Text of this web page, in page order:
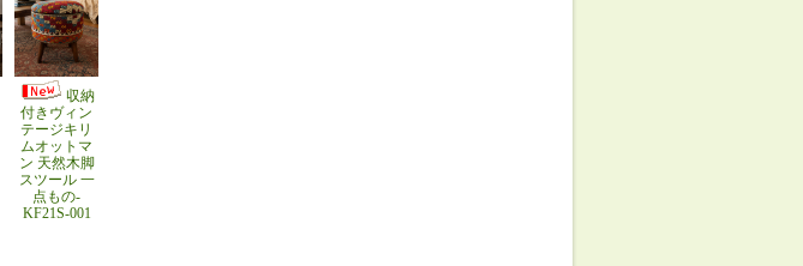
収納
付きヴィン
テージキリ
ムオットマ
ン 天然木脚
スツール 一
点もの-
KF21S-001